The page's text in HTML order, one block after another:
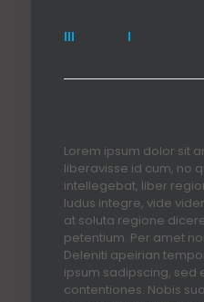
III I
Lorem ipsum dolor sit
liberavisse id cum, no
intellegebat, liber
ludus integre, vide
at soluta regione
petentium. Per amet
Deleniti apeirian
ipsum sadipscing, sed
contentiones. Nobis